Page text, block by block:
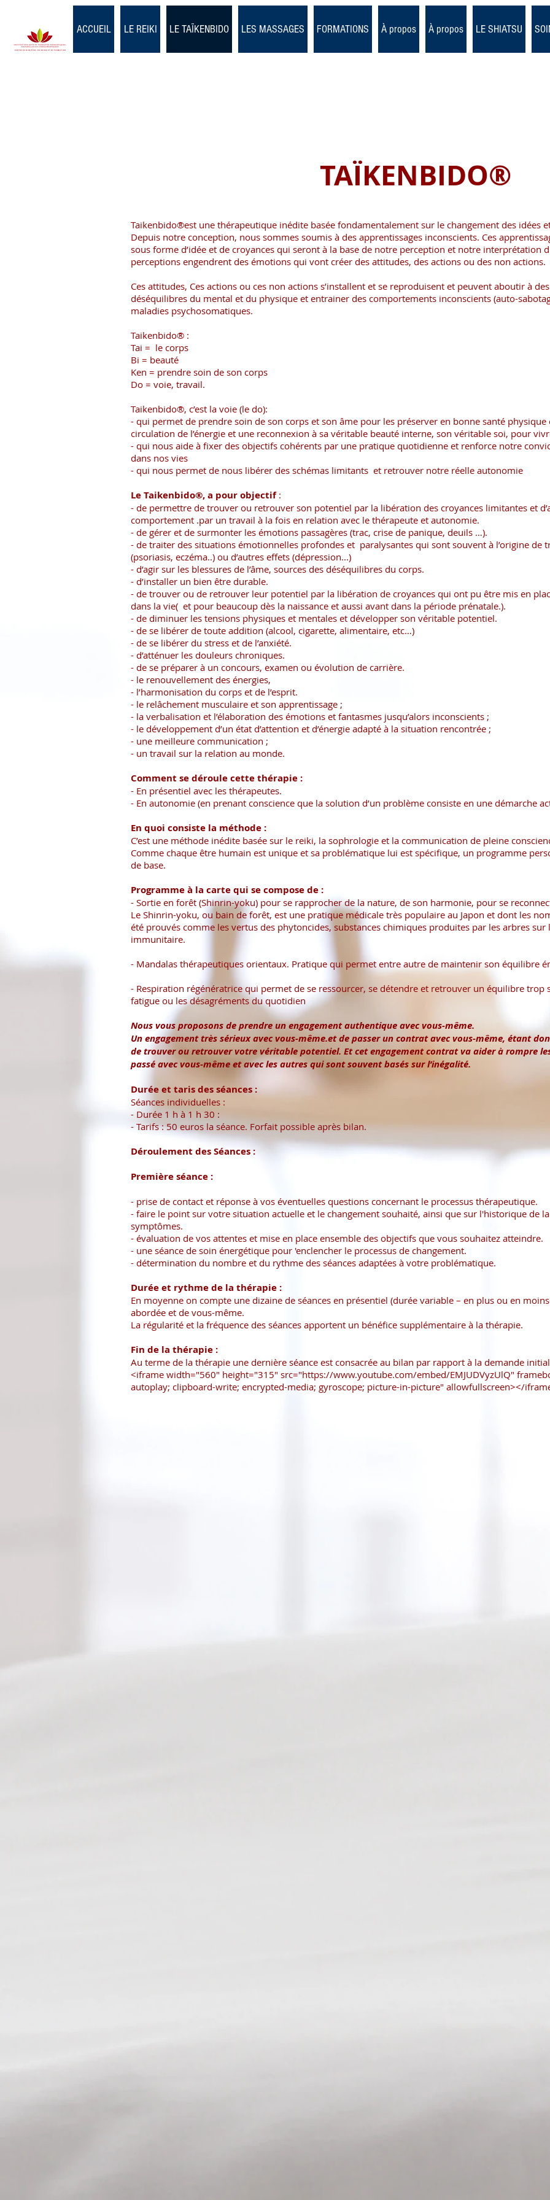
ACCUEIL LE REIKI LE TAÏKENBIDO LES MASSAGES FORMATIONS À propos À propos LE SHIATSU
TAÏKENBIDO®
Taikenbido®est une thérapeutique inédite basée fondamentalement sur le changement des idées
Depuis notre conception, nous sommes soumis à des apprentissages inconscients. Ces
sous forme d’idée et de croyances qui seront à la base de notre perception et notre interprétation
perceptions engendrent des émotions qui vont créer des attitudes, des actions ou des non actions.
Ces attitudes, Ces actions ou ces non actions s’installent et se reproduisent et peuvent aboutir à
déséquilibres du mental et du physique et entrainer des comportements inconscients (auto-
maladies psychosomatiques.
Taikenbido® :
Tai = le corps
Bi = beauté
Ken = prendre soin de son corps
Do = voie, travail.
Taikenbido®, c’est la voie (le do):
- qui permet de prendre soin de son corps et son âme pour les préserver en bonne santé
circulation de l’énergie et une reconnexion à sa véritable beauté interne, son véritable soi, pour
- qui nous aide à fixer des objectifs cohérents par une pratique quotidienne et renforce notre
dans nos vies
- qui nous permet de nous libérer des schémas limitants et retrouver notre réelle autonomie
Le Taikenbido®, a pour objectif :
- de permettre de trouver ou retrouver son potentiel par la libération des croyances limitantes et
comportement .par un travail à la fois en relation avec le thérapeute et autonomie.
- de gérer et de surmonter les émotions passagères (trac, crise de panique, deuils …).
- de traiter des situations émotionnelles profondes et paralysantes qui sont souvent à l’origine de
(psoriasis, eczéma..) ou d’autres effets (dépression...)
- d’agir sur les blessures de l’âme, sources des déséquilibres du corps.
- d’installer un bien être durable.
- de trouver ou de retrouver leur potentiel par la libération de croyances qui ont pu être mis en
dans la vie( et pour beaucoup dès la naissance et aussi avant dans la période prénatale.).
- de diminuer les tensions physiques et mentales et développer son véritable potentiel.
- de se libérer de toute addition (alcool, cigarette, alimentaire, etc…)
- de se libérer du stress et de l’anxiété.
- d’atténuer les douleurs chroniques.
- de se préparer à un concours, examen ou évolution de carrière.
- le renouvellement des énergies,
- l’harmonisation du corps et de l’esprit.
- le relâchement musculaire et son apprentissage ;
- la verbalisation et l’élaboration des émotions et fantasmes jusqu’alors inconscients ;
- le développement d’un état d’attention et d’énergie adapté à la situation rencontrée ;
- une meilleure communication ;
- un travail sur la relation au monde.
Comment se déroule cette thérapie :
- En présentiel avec les thérapeutes.
- En autonomie (en prenant conscience que la solution d’un problème consiste en une démarche
En quoi consiste la méthode :
C’est une méthode inédite basée sur le reiki, la sophrologie et la communication de pleine
Comme chaque être humain est unique et sa problématique lui est spécifique, un programme
de base.
Programme à la carte qui se compose de :
- Sortie en forêt (Shinrin-yoku) pour se rapprocher de la nature, de son harmonie, pour se
Le Shinrin-yoku, ou bain de forêt, est une pratique médicale très populaire au Japon et dont les
été prouvés comme les vertus des phytoncides, substances chimiques produites par les arbres
immunitaire.
- Mandalas thérapeutiques orientaux. Pratique qui permet entre autre de maintenir son équilibre
- Respiration régénératrice qui permet de se ressourcer, se détendre et retrouver un équilibre trop
fatigue ou les désagréments du quotidien
Nous vous proposons de prendre un engagement authentique avec vous-même.
Un engagement très sérieux avec vous-même.et de passer un contrat avec vous-même, étant
de trouver ou retrouver votre véritable potentiel. Et cet engagement contrat va aider à rompre
passé avec vous-même et avec les autres qui sont souvent basés sur l’inégalité.
Durée et taris des séances :
Séances individuelles :
- Durée 1 h à 1 h 30 :
- Tarifs : 50 euros la séance. Forfait possible après bilan.
Déroulement des Séances :
Première séance :
- prise de contact et réponse à vos éventuelles questions concernant le processus thérapeutique.
- faire le point sur votre situation actuelle et le changement souhaité, ainsi que sur l'historique de
symptômes.
- évaluation de vos attentes et mise en place ensemble des objectifs que vous souhaitez atteindre.
- une séance de soin énergétique pour 'enclencher le processus de changement.
- détermination du nombre et du rythme des séances adaptées à votre problématique.
Durée et rythme de la thérapie :
En moyenne on compte une dizaine de séances en présentiel (durée variable – en plus ou en
abordée et de vous-même.
La régularité et la fréquence des séances apportent un bénéfice supplémentaire à la thérapie.
Fin de la thérapie :
Au terme de la thérapie une dernière séance est consacrée au bilan par rapport à la demande
<iframe width="560" height="315" src="https://www.youtube.com/embed/EMJUDVyzUlQ"
autoplay; clipboard-write; encrypted-media; gyroscope; picture-in-picture" allowfullscreen></